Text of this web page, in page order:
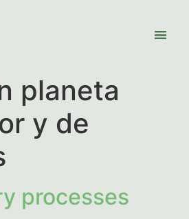
planeta
y de
processes